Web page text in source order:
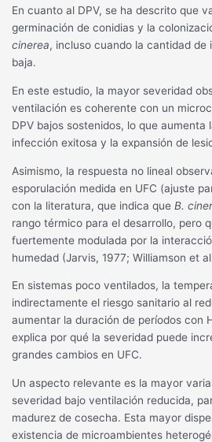
En cuanto al DPV, se ha descrito que
germinación de conidias y la
cinerea, incluso cuando la cantidad de
baja.
En este estudio, la mayor severidad
ventilación es coherente con un
DPV bajos sostenidos, lo que aumenta
infección exitosa y la expansión de
Asimismo, la respuesta no lineal
esporulación medida en UFC (ajuste
con la literatura, que indica queB.
rango térmico para el desarrollo, pero
fuertemente modulada por la
humedad (Jarvis, 1977; Williamson et
En sistemas poco ventilados, la
indirectamente el riesgo sanitario al
aumentar la duración de períodos con
explica por qué la severidad puede
grandes cambios en UFC.
Un aspecto relevante es la mayor
severidad bajo ventilación reducida,
madurez de cosecha. Esta mayor
existencia de microambientes